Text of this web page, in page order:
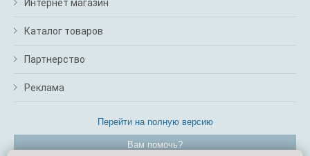
Интернет магазин
Каталог товаров
Партнерство
Реклама
Перейти на полную версию
Вам помочь?